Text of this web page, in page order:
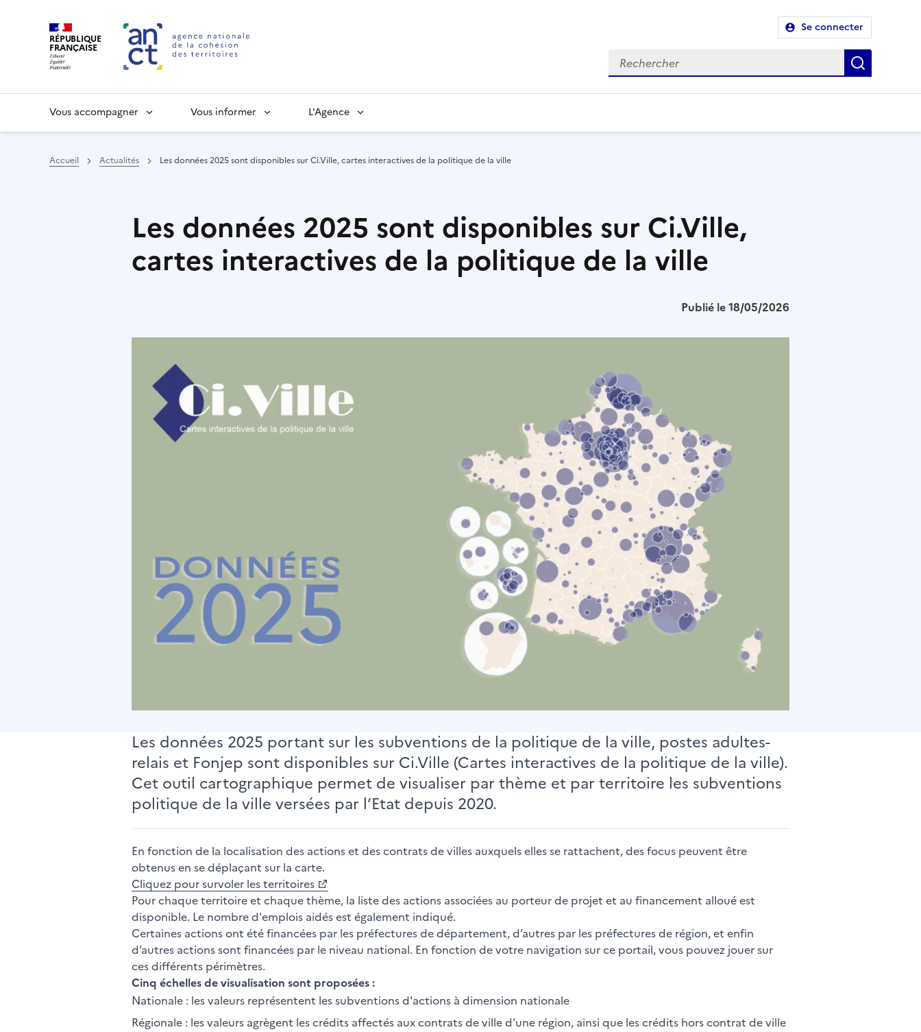
RÉPUBLIQUE
FRANÇAISE
Se connecter
Vous accompagner Vous informer L'Agence
Accueil Actualités Les données 2025 sont disponibles sur Ci.Ville, cartes interactives de la politique de la ville
Les données 2025 sont disponibles sur Ci.Ville,
cartes interactives de la politique de la ville
Publié le 18/05/2026
Les données 2025 portant sur les subventions de la politique de la ville, postes adultes-
relais et Fonjep sont disponibles sur Ci.Ville (Cartes interactives de la politique de la ville).
Cet outil cartographique permet de visualiser par thème et par territoire les subventions
politique de la ville versées par l’Etat depuis 2020.
En fonction de la localisation des actions et des contrats de villes auxquels elles se rattachent, des focus peuvent être
obtenus en se déplaçant sur la carte.
Cliquez pour survoler les territoires
Pour chaque territoire et chaque thème, la liste des actions associées au porteur de projet et au financement alloué est
disponible. Le nombre d'emplois aidés est également indiqué.
Certaines actions ont été financées par les préfectures de département, d’autres par les préfectures de région, et enfin
d’autres actions sont financées par le niveau national. En fonction de votre navigation sur ce portail, vous pouvez jouer sur
ces différents périmètres.
Cinq échelles de visualisation sont proposées :
Nationale : les valeurs représentent les subventions d'actions à dimension nationale
Régionale : les valeurs agrègent les crédits affectés aux contrats de ville d'une région, ainsi que les crédits hors contrat de ville